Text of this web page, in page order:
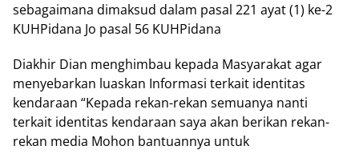
sebagaimana dimaksud dalam pasal 221 ayat (1) ke-2
KUHPidana Jo pasal 56 KUHPidana
Diakhir Dian menghimbau kepada Masyarakat agar
menyebarkan luaskan Informasi terkait identitas
kendaraan “Kepada rekan-rekan semuanya nanti
terkait identitas kendaraan saya akan berikan rekan-
rekan media Mohon bantuannya untuk